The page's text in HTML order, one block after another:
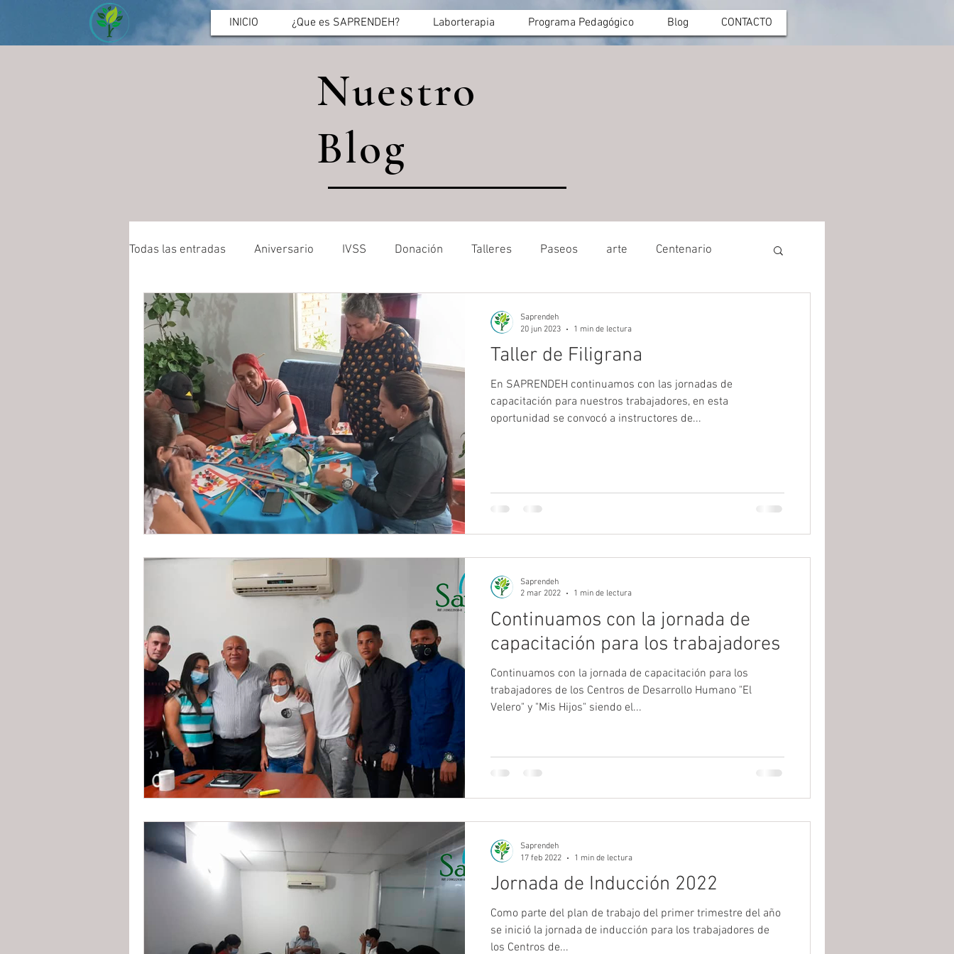
INICIO ¿Que es SAPRENDEH? Laborterapia Programa Pedagógico Blog CONTACTO
Nuestro
Blog
Todas las entradas Aniversario IVSS Donación Talleres Paseos arte Centenario
Deporte Asamblea
Taller de Filigrana
En SAPRENDEH continuamos con las jornadas de
capacitación para nuestros trabajadores, en esta
oportunidad se convocó a instructores de...
Saprendeh
20 jun 2023
1 min de lectura
Continuamos con la jornada de
capacitación para los trabajadores
Continuamos con la jornada de capacitación para los
trabajadores de los Centros de Desarrollo Humano "El
Velero" y "Mis Hijos" siendo el...
Saprendeh
2 mar 2022
1 min de lectura
Jornada de Inducción 2022
Como parte del plan de trabajo del primer trimestre del año
se inició la jornada de inducción para los trabajadores de
los Centros de...
Saprendeh
17 feb 2022
1 min de lectura